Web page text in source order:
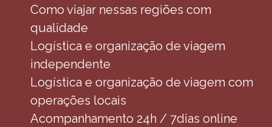
Como viajar nessas regiões com
qualidade
Logística e organização de viagem
independente
Logística e organização de viagem com
operações locais
Acompanhamento 24h / 7dias online